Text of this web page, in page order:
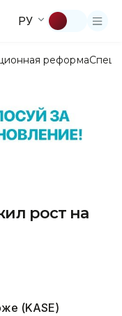
РУ
реформа
рост на
(KASE)